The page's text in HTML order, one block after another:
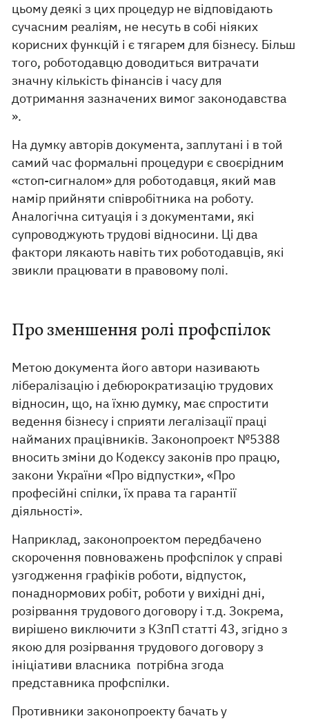
цьому деякі з цих процедур не відповідають
сучасним реаліям, не несуть в собі ніяких
корисних функцій і є тягарем для бізнесу. Більш
того, роботодавцю доводиться витрачати
значну кількість фінансів і часу для
дотримання зазначених вимог законодавства
».
На думку авторів документа, заплутані і в той
самий час формальні процедури є своєрідним
«стоп-сигналом» для роботодавця, який мав
намір прийняти співробітника на роботу.
Аналогічна ситуація і з документами, які
супроводжують трудові відносини. Ці два
фактори лякають навіть тих роботодавців, які
звикли працювати в правовому полі.
Про зменшення ролі профспілок
Метою документа його автори називають
лібералізацію і дебюрократизацію трудових
відносин, що, на їхню думку, має спростити
ведення бізнесу і сприяти легалізації праці
найманих працівників. Законопроект №5388
вносить зміни до Кодексу законів про працю,
закони України «Про відпустки», «Про
професійні спілки, їх права та гарантії
діяльності».
Наприклад, законопроектом передбачено
скорочення повноважень профспілок у справі
узгодження графіків роботи, відпусток,
понаднормових робіт, роботи у вихідні дні,
розірвання трудового договору і т.д. Зокрема,
вирішено виключити з КЗпП статті 43, згідно з
якою для розірвання трудового договору з
ініціативи власника потрібна згода
представника профспілки.
Противники законопроекту бачать у